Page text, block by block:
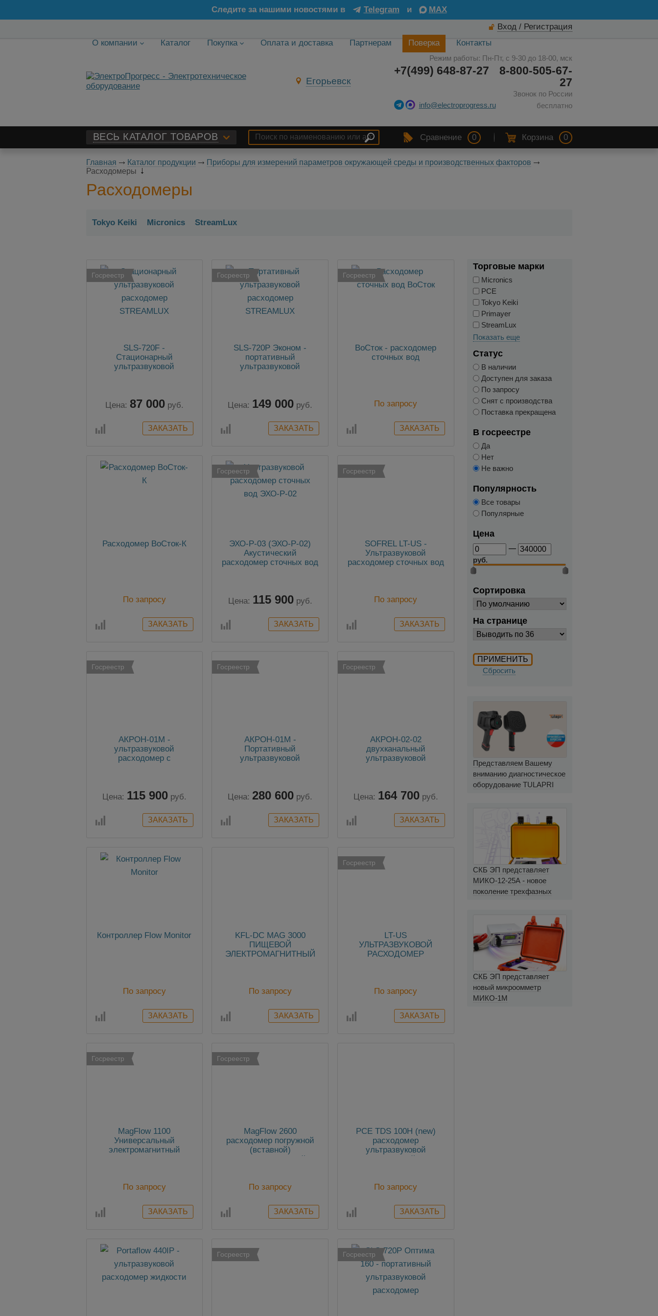
Следите за нашими новостями в Telegram и
MAX
Вход / Регистрация
О компании
Каталог Покупка Оплата и доставка Партнерам Поверка Контакты
Егорьевск
Режим работы: Пн-Пт, с 9-30 до 18-00, мск
8-800-505-67-
27
Звонок по России
бесплатно
+7(499) 648-87-27
info@electroprogress.ru
ВЕСЬ КАТАЛОГ ТОВАРОВ Сравнение 0 Корзина 0
Главная Каталог продукции
Приборы для измерений параметров окружающей среды и производственных факторов
Расходомеры
Расходомеры
Tokyo Keiki Micronics StreamLux
Госреестр
SLS-720F -
Стационарный
ультразвуковой
Цена: 87 000 руб.
Госреестр
SLS-720P Эконом -
портативный
ультразвуковой
Цена: 149 000 руб.
Госреестр
ВоСток - расходомер
сточных вод
По запросу
Расходомер ВоСток-К
По запросу
Госреестр
ЭХО-Р-03 (ЭХО-Р-02)
Акустический
расходомер сточных вод
Цена: 115 900 руб.
Госреестр
SOFREL LT-US -
Ультразвуковой
расходомер сточных вод
По запросу
Госреестр
АКРОН-01М -
ультразвуковой
расходомер с
Цена: 115 900 руб.
Госреестр
АКРОН-01М -
Портативный
ультразвуковой
Цена: 280 600 руб.
Госреестр
АКРОН-02-02
двухканальный
ультразвуковой
Цена: 164 700 руб.
Контроллер Flow Monitor
По запросу
KFL-DC MAG 3000
ПИЩЕВОЙ
ЭЛЕКТРОМАГНИТНЫЙ
По запросу
Госреестр
LT-US
УЛЬТРАЗВУКОВОЙ
РАСХОДОМЕР
По запросу
Госреестр
MagFlow 1100
Универсальный
электромагнитный
По запросу
Госреестр
MagFlow 2600
расходомер погружной
(вставной)
электромагнитный
По запросу
PCE TDS 100H (new)
расходомер
ультразвуковой
накладной
По запросу
Госреестр Госреестр
Торговые марки
Micronics
PCE
Tokyo Keiki
Primayer
StreamLux
Показать еще
Статус
В наличии
Доступен для заказа
По запросу
Снят с производства
Поставка прекращена
В госреестре
Да
Нет
Не важно
Популярность
Все товары
Популярные
Цена
—
руб.
Сортировка
На странице
Сбросить
Представляем Вашему
вниманию диагностическое
оборудование TULAPRI
СКБ ЭП представляет
МИКО-12-25А - новое
поколение трехфазных
СКБ ЭП представляет
новый микроомметр
МИКО-1М